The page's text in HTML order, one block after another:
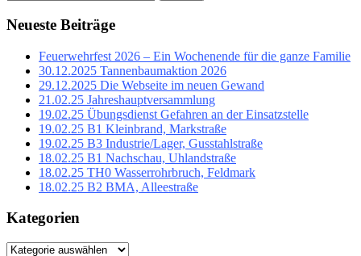
Neueste Beiträge
Feuerwehrfest 2026 – Ein Wochenende für die ganze Familie
30.12.2025 Tannenbaumaktion 2026
29.12.2025 Die Webseite im neuen Gewand
21.02.25 Jahreshauptversammlung
19.02.25 Übungsdienst Gefahren an der Einsatzstelle
19.02.25 B1 Kleinbrand, Markstraße
19.02.25 B3 Industrie/Lager, Gusstahlstraße
18.02.25 B1 Nachschau, Uhlandstraße
18.02.25 TH0 Wasserrohrbruch, Feldmark
18.02.25 B2 BMA, Alleestraße
Kategorien
Kategorien